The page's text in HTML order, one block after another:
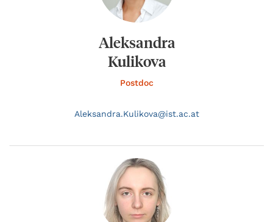
Aleksandra
Kulikova
Postdoc
Aleksandra.Kulikova@ist.ac.at